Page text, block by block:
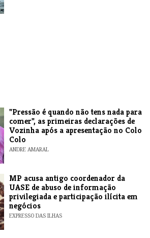
"Pressão é quando não tens nada para
comer", as primeiras declarações de
Vozinha após a apresentação no Colo
Colo
ANDRE AMARAL
MP acusa antigo coordenador da
UASE de abuso de informação
privilegiada e participação ilícita em
negócios
EXPRESSO DAS ILHAS